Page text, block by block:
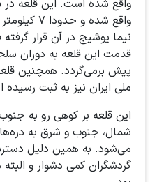
واقع شده و
نیما یوشیج در آن قرار
پیش برمی‌گردد. همچنین قلعه
ملی ایران نیز به ثبت
این قلعه بر کوهی رو به
شمال، جنوب و شرق به
می‌شود. به همین دلیل
گردشگران کمی دشوار و